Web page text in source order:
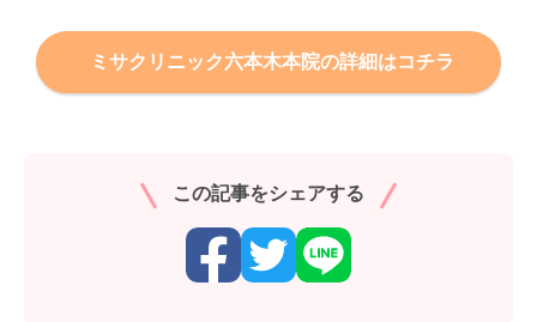
ミサクリニック六本木本院の詳細はコチラ
この記事をシェアする